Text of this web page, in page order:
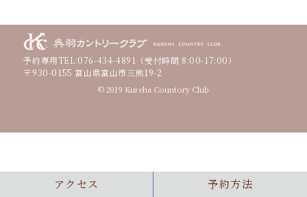
予約専用TEL:076-434-4891 （受付時間 8:00-17:00）
〒930-0155 富山県富山市三熊19-2
© 2019 Kureha Countory Club
アクセス 予約方法